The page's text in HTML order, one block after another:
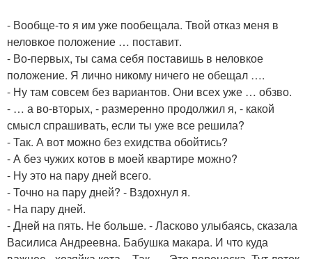
- Вообще-то я им уже пообещала. Твой отказ меня в
неловкое положение … поставит.
- Во-первых, ты сама себя поставишь в неловкое
положение. Я лично никому ничего не обещал ….
- Ну там совсем без вариантов. Они всех уже … обзво.
- … а во-вторых, - размеренно продолжил я, - какой
смысл спрашивать, если ты уже все решила?
- Так. А вот можно без ехидства обойтись?
- А без чужих котов в моей квартире можно?
- Ну это на пару дней всего.
- Точно на пару дней? - Вздохнул я.
- На пару дней.
- Дней на пять. Не больше. - Ласково улыбаясь, сказала
Василиса Андреевна. Бабушка макара. И что куда